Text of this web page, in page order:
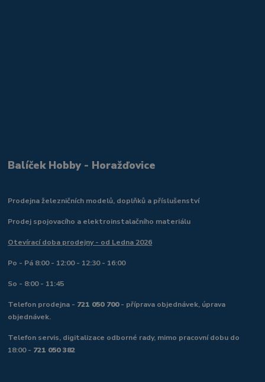
Balíček Hobby - Horažďovice
Prodejna železničních modelů, doplňků a příslušenství
Prodej spojovacího a elektroinstalačního materiálu
Otevírací doba prodejny - od Ledna 2026
Po - Pá 8:00 - 12:00 - 12:30 - 16:00
So - 8:00 - 11:45
Telefon prodejna - 721 050 700- příprava objednávek, úprava
objednávek.
Telefon servis, digitalizace odborné rady, mimo pracovní dobu do
18:00 - 721 050 382